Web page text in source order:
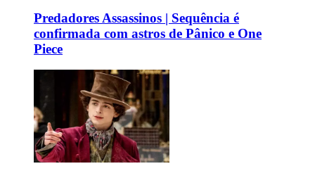
Predadores Assassinos | Sequência é
confirmada com astros de Pânico e One
Piece